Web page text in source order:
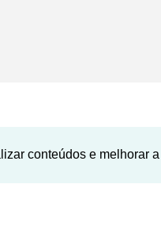
conteúdos e melhorar